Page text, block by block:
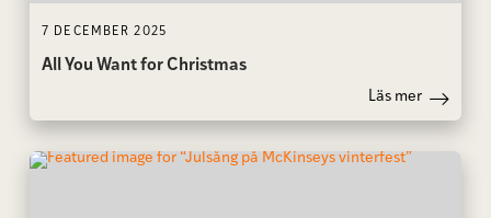
7 DECEMBER 2025
All You Want for Christmas
Läs mer